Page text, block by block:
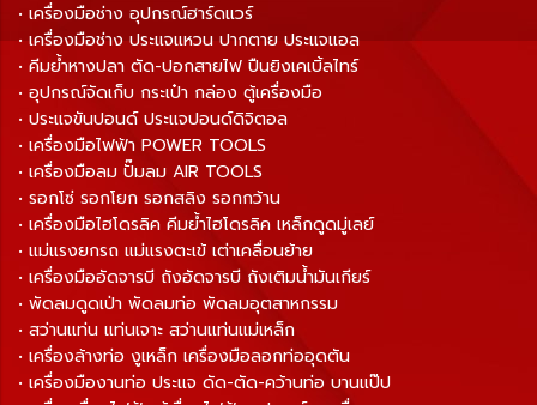
• เครื่องมือช่าง อุปกรณ์ฮาร์ดแวร์
• เครื่องมือช่าง ประแจแหวน ปากตาย ประแจแอล
• คีมย้ำหางปลา ตัด-ปอกสายไฟ ปืนยิงเคเบิ้ลไทร์
• อุปกรณ์จัดเก็บ กระเป๋า กล่อง ตู้เครื่องมือ
• ประแจขันปอนด์ ประแจปอนด์ดิจิตอล
• เครื่องมือไฟฟ้า POWER TOOLS
• เครื่องมือลม ปั๊มลม AIR TOOLS
• รอกโซ่ รอกโยก รอกสลิง รอกกว้าน
• เครื่องมือไฮโดรลิค คีมย้ำไฮโดรลิค เหล็กดูดมู่เลย์
• แม่แรงยกรถ แม่แรงตะเข้ เต่าเคลื่อนย้าย
• เครื่องมืออัดจารบี ถังอัดจารบี ถังเติมน้ำมันเกียร์
• พัดลมดูดเป่า พัดลมท่อ พัดลมอุตสาหกรรม
• สว่านแท่น แท่นเจาะ สว่านแท่นแม่เหล็ก
• เครื่องล้างท่อ งูเหล็ก เครื่องมือลอกท่ออุดตัน
• เครื่องมืองานท่อ ประแจ ดัด-ตัด-คว้านท่อ บานแป๊ป